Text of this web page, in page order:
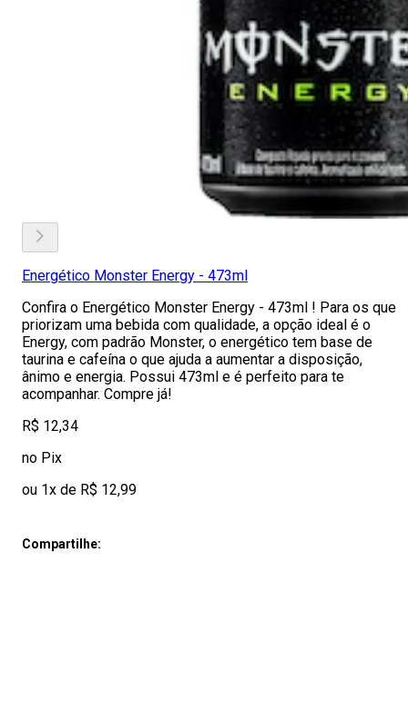
Energético Monster Energy - 473ml
Confira o Energético Monster Energy - 473ml ! Para os que
priorizam uma bebida com qualidade, a opção ideal é o
Energy, com padrão Monster, o energético tem base de
taurina e cafeína o que ajuda a aumentar a disposição,
ânimo e energia. Possui 473ml e é perfeito para te
acompanhar. Compre já!
R$ 12,34
no Pix
ou 1x de R$ 12,99
Compartilhe: